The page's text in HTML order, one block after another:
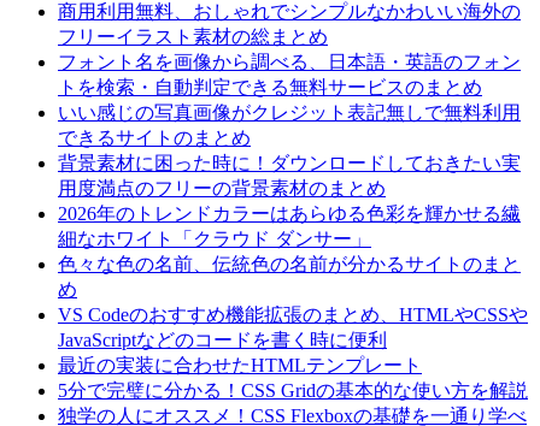
商用利用無料、おしゃれでシンプルなかわいい海外の
フリーイラスト素材の総まとめ
フォント名を画像から調べる、日本語・英語のフォン
トを検索・自動判定できる無料サービスのまとめ
いい感じの写真画像がクレジット表記無しで無料利用
できるサイトのまとめ
背景素材に困った時に！ダウンロードしておきたい実
用度満点のフリーの背景素材のまとめ
2026年のトレンドカラーはあらゆる色彩を輝かせる繊
細なホワイト「クラウド ダンサー」
色々な色の名前、伝統色の名前が分かるサイトのまと
め
VS Codeのおすすめ機能拡張のまとめ、HTMLやCSSや
JavaScriptなどのコードを書く時に便利
最近の実装に合わせたHTMLテンプレート
5分で完璧に分かる！CSS Gridの基本的な使い方を解説
独学の人にオススメ！CSS Flexboxの基礎を一通り学べ